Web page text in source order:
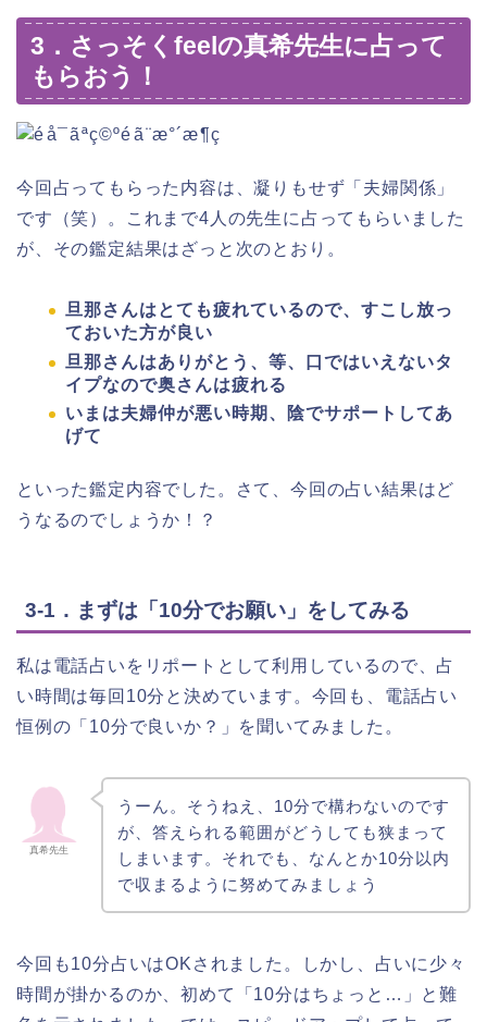
3．さっそくfeelの真希先生に占って
もらおう！
今回占ってもらった内容は、凝りもせず「夫婦関係」
です（笑）。これまで4人の先生に占ってもらいました
が、その鑑定結果はざっと次のとおり。
旦那さんはとても疲れているので、すこし放っ
ておいた方が良い
旦那さんはありがとう、等、口ではいえないタ
イプなので奥さんは疲れる
いまは夫婦仲が悪い時期、陰でサポートしてあ
げて
といった鑑定内容でした。さて、今回の占い結果はど
うなるのでしょうか！？
3-1．まずは「10分でお願い」をしてみる
私は電話占いをリポートとして利用しているので、占
い時間は毎回10分と決めています。今回も、電話占い
恒例の「10分で良いか？」を聞いてみました。
真希先生
うーん。そうねえ、10分で構わないのです
が、答えられる範囲がどうしても狭まって
しまいます。それでも、なんとか10分以内
で収まるように努めてみましょう
今回も10分占いはOKされました。しかし、占いに少々
時間が掛かるのか、初めて「10分はちょっと…」と難